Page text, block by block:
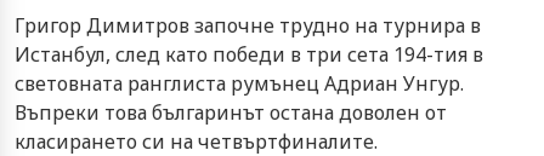
Григор Димитров започне трудно на турнира в
Истанбул, след като победи в три сета 194-тия в
световната ранглиста румънец Адриан Унгур.
Въпреки това българинът остана доволен от
класирането си на четвъртфиналите.